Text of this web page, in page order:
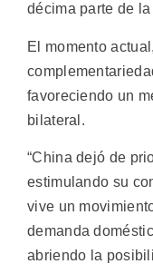
décima parte de
El momento
favoreciendo un
bilateral.
“China dejó de
estimulando su
vive un
demanda
abriendo la